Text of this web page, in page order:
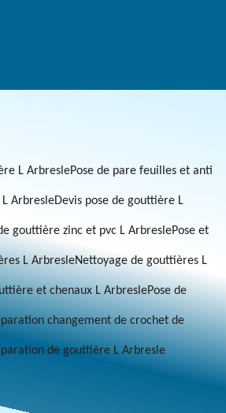
L ArbreslePose de pare feuilles et anti
ArbresleDevis pose de gouttière L
gouttière zinc et pvc L ArbreslePose et
L ArbresleNettoyage de gouttières L
et chenaux L ArbreslePose de
changement de crochet de
de gouttière L Arbresle